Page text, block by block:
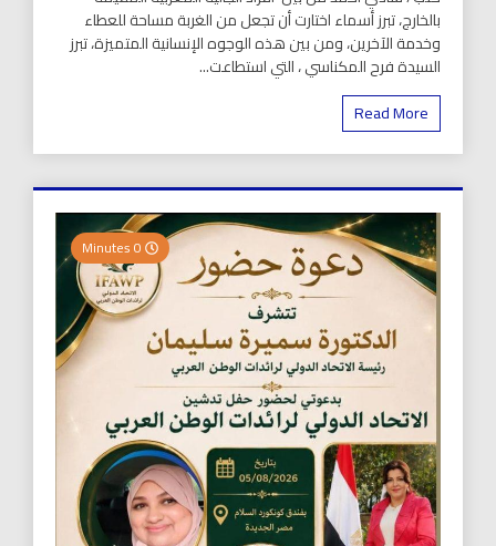
بالخارج، تبرز أسماء اختارت أن تجعل من الغربة مساحة للعطاء
وخدمة الآخرين، ومن بين هذه الوجوه الإنسانية المتميزة، تبرز
السيدة فرح المكناسي ، التي استطاعت...
Read More